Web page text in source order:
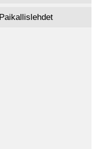
Paikallislehdet